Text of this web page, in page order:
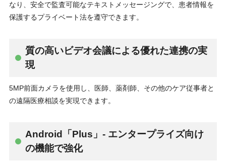
なり、安全で監査可能なテキストメッセージングで、患者情報を
保護するプライベート法を遵守できます。
質の高いビデオ会議による優れた連携の実
現
5MP前面カメラを使用し、医師、薬剤師、その他のケア従事者と
の遠隔医療相談を実現できます。
Android「Plus」- エンタープライズ向け
の機能で強化